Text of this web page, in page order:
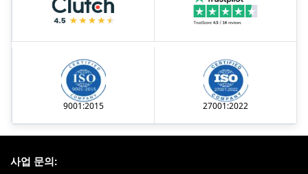
9001:2015 27001:2022
사업 문의: